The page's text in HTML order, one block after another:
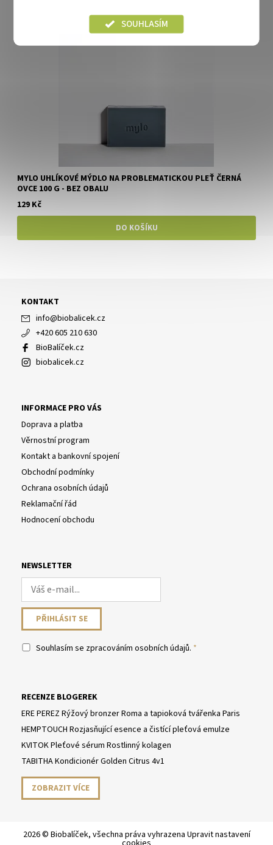
MYLO UHLÍKOVÉ MÝDLO NA PROBLEMATICKOU PLEŤ ČERNÁ
OVCE 100 G - BEZ OBALU
129 Kč
KONTAKT
info@biobalicek.cz
+420 605 210 630
BioBalíček.cz
biobalicek.cz
INFORMACE PRO VÁS
Doprava a platba
Věrnostní program
Kontakt a bankovní spojení
Obchodní podmínky
Ochrana osobních údajů
Reklamační řád
Hodnocení obchodu
NEWSLETTER
Souhlasím se zpracováním osobních údajů.
RECENZE BLOGEREK
ERE PEREZ Rýžový bronzer Roma a tapioková tvářenka Paris
HEMPTOUCH Rozjasňující esence a čistící pleťová emulze
KVITOK Pleťové sérum Rostlinný kolagen
TABITHA Kondicionér Golden Citrus 4v1
ZOBRAZIT VÍCE
2026 © Biobalíček, všechna práva vyhrazena Upravit nastavení
SOUHLASÍM